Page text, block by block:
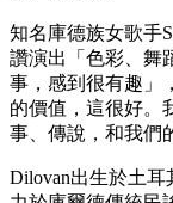
知名庫德族女歌手
讚演出「色彩、舞
事，感到很有趣」
的價值，這很好。
事、傳說，和我們
Dilovan出生於土